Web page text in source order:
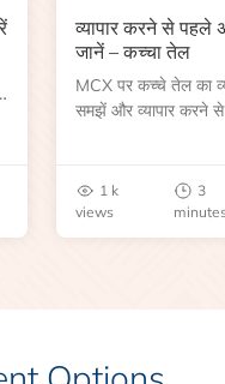
व्यापार करने से पहले
जानें – कच्चा तेल
MCX पर कच्चे तेल का
समझें और व्यापार करने
जानें।1 k
views
3